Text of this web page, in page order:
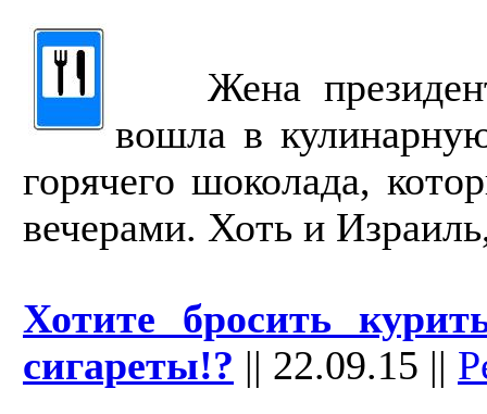
Жена
вошла в
горячего шоколада,
вечерами. Хоть и
Хотите бросить
сигареты!? || 22.09.15 ||